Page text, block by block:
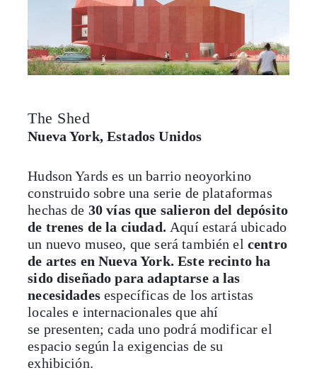
Hudson Yards es un barrio neoyorkino
hechas de30 vías que salieron del depósito
de trenes de la ciudad.Aquí estará ubicado
un nuevo museo, que será también elcentro
de artes en Nueva York. Este recintoha
sido diseñado para adaptarse a las
necesidadesespecíficas de los artistas
locales e internacionales que ahí
se presenten; cada uno podrá modificar el
espacio según la exigencias de su
exhibición.
Fecha de inauguración: 5 de abril de 2019